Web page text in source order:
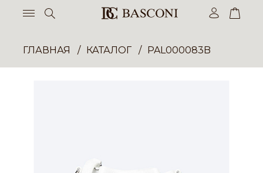
ГЛАВНАЯ КАТАЛОГ PAL000083B